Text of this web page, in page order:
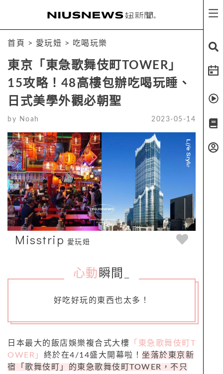
首頁 > 愛玩妞 > 吃喝玩樂
東京「東急歌舞伎町TOWER」
15攻略！48高樓包辦吃喝玩睡、
日式美學外觀必朝聖
by Noah 2023-05-14
Misstrip 愛玩妞
心動 瞬間
好吃好玩的東西也太多！
日本最大的飯店娛樂複合式大樓 「東急歌舞伎町T
OWER」 終於在4/14盛大開幕啦！ 坐落於東京新
宿「歌舞伎町」的東急歌舞伎町TOWER，不只